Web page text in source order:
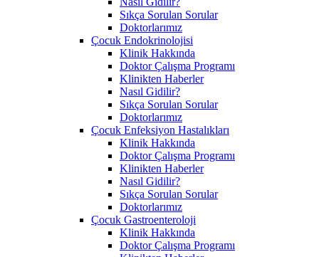
Sıkça Sorulan Sorular
Doktorlarımız
Çocuk Endokrinolojisi
Klinik Hakkında
Doktor Çalışma Programı
Klinikten Haberler
Nasıl Gidilir?
Sıkça Sorulan Sorular
Doktorlarımız
Çocuk Enfeksiyon Hastalıkları
Klinik Hakkında
Doktor Çalışma Programı
Klinikten Haberler
Nasıl Gidilir?
Sıkça Sorulan Sorular
Doktorlarımız
Çocuk Gastroenteroloji
Klinik Hakkında
Doktor Çalışma Programı